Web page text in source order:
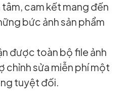
tâm, cam kết mang đến
bức ảnh sản phẩm
được toàn bộ file ảnh
chỉnh sửa miễn phí một
tuyệt đối.